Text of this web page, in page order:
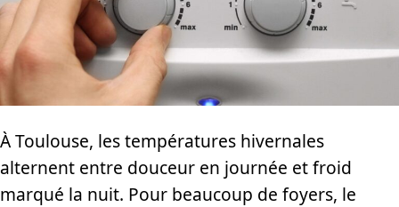
À Toulouse, les températures hivernales
alternent entre douceur en journée et froid
marqué la nuit. Pour beaucoup de foyers, le